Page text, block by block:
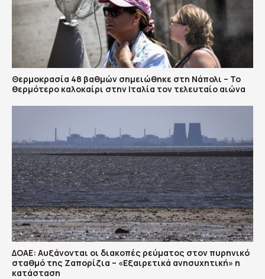
Θερμοκρασία 48 βαθμών σημειώθηκε στη Νάπολι – Το
θερμότερο καλοκαίρι στην Ιταλία τον τελευταίο αιώνα
ΔΟΑΕ: Αυξάνονται οι διακοπές ρεύματος στον πυρηνικό
σταθμό της Ζαπορίζια – «Εξαιρετικά ανησυχητική» η
κατάσταση